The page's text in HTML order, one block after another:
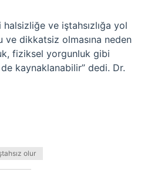
ve iştahsızlığa yol
ve dikkatsiz olmasına neden
fiziksel yorgunluk gibi
kaynaklanabilir” dedi. Dr.
olur